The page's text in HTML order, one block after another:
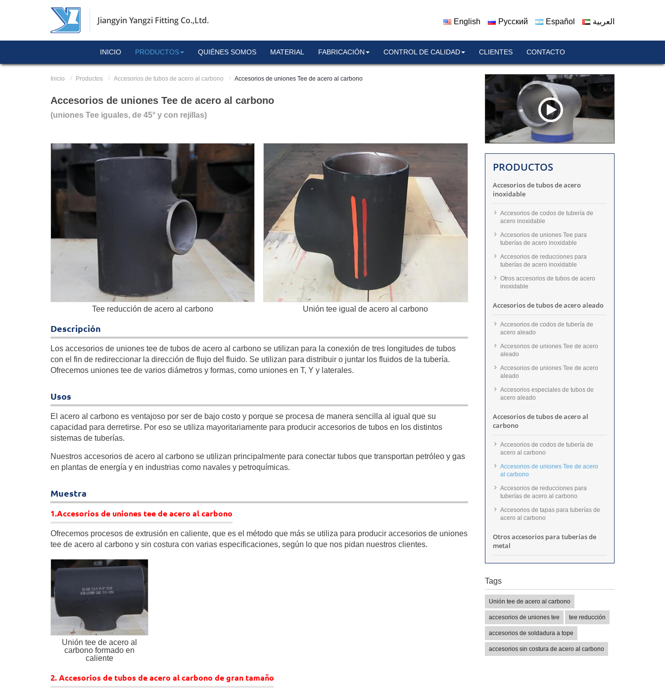
English Русский Español العربية Jiangyin Yangzi Fitting Co.,Ltd.
INICIO PRODUCTOS QUIÉNES SOMOS MATERIAL FABRICACIÓN CONTROL DE CALIDAD CLIENTES CONTACTO
Inicio Productos Accesorios de tubos de acero al carbono Accesorios de uniones Tee de acero al carbono
Accesorios de uniones Tee de acero al carbono
(uniones Tee iguales, de 45° y con rejillas)
Tee reducción de acero al carbono Unión tee igual de acero al carbono
Descripción
Los accesorios de uniones tee de tubos de acero al carbono se utilizan para la conexión de tres longitudes de tubos
con el fin de redireccionar la dirección de flujo del fluido. Se utilizan para distribuir o juntar los fluidos de la tubería.
Ofrecemos uniones tee de varios diámetros y formas, como uniones en T, Y y laterales.
Usos
El acero al carbono es ventajoso por ser de bajo costo y porque se procesa de manera sencilla al igual que su
capacidad para derretirse. Por eso se utiliza mayoritariamente para producir accesorios de tubos en los distintos
sistemas de tuberías.
Nuestros accesorios de acero al carbono se utilizan principalmente para conectar tubos que transportan petróleo y gas
en plantas de energía y en industrias como navales y petroquímicas.
Muestra
1.Accesorios de uniones tee de acero al carbono
Ofrecemos procesos de extrusión en caliente, que es el método que más se utiliza para producir accesorios de uniones
tee de acero al carbono y sin costura con varias especificaciones, según lo que nos pidan nuestros clientes.
Unión tee de acero al
carbono formado en
caliente
2. Accesorios de tubos de acero al carbono de gran tamaño
PRODUCTOS
Accesorios de tubos de acero
inoxidable
Accesorios de codos de tubería de
acero inoxidable
Accesorios de uniones Tee para
tuberías de acero inoxidable
Accesorios de reducciones para
tuberías de acero inoxidable
Otros accesorios de tubos de acero
inoxidable
Accesorios de tubos de acero aleado
Accesorios de codos de tubería de
acero aleado
Accesorios de uniones Tee de acero
aleado
Accesorios de uniones Tee de acero
aleado
Accesorios especiales de tubos de
acero aleado
Accesorios de tubos de acero al
carbono
Accesorios de codos de tubería de
acero al carbono
Accesorios de uniones Tee de acero
al carbono
Accesorios de reducciones para
tuberías de acero al carbono
Accesorios de tapas para tuberías de
acero al carbono
Otros accesorios para tuberías de
metal
Tags
Unión tee de acero al carbono
accesorios de uniones tee tee reducción
accesorios de soldadura a tope
accesorios sin costura de acero al carbono